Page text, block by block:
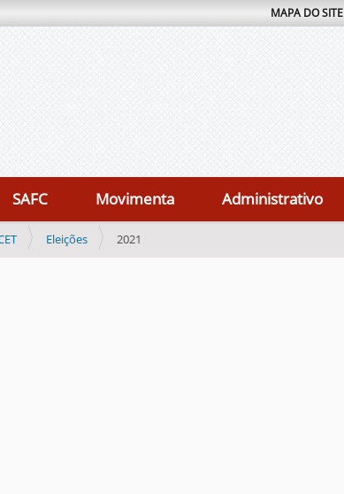
MAPA DO SITE
SAFC Movimenta Administrativo
Eleições 2021